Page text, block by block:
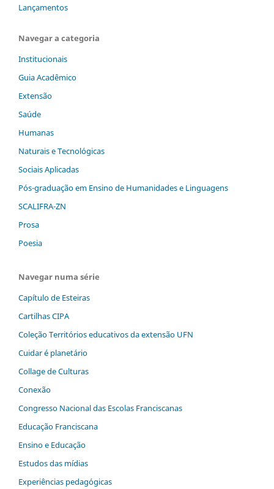
Lançamentos
Navegar a categoria
Institucionais
Guia Acadêmico
Extensão
Saúde
Humanas
Naturais e Tecnológicas
Sociais Aplicadas
Pós-graduação em Ensino de Humanidades e Linguagens
SCALIFRA-ZN
Prosa
Poesia
Navegar numa série
Capítulo de Esteiras
Cartilhas CIPA
Coleção Territórios educativos da extensão UFN
Cuidar é planetário
Collage de Culturas
Conexão
Congresso Nacional das Escolas Franciscanas
Educação Franciscana
Ensino e Educação
Estudos das mídias
Experiências pedagógicas